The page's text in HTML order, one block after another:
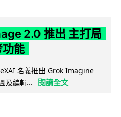
2.0 推出 主打局
能
名義推出 Grok Imagine
及編輯...
閱讀全文